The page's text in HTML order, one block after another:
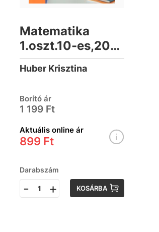
Matematika
1.oszt.10-es,20-
as számkör
Huber Krisztina
Borító ár
1 199 Ft
Aktuális online ár
899 Ft
Darabszám
- + KOSÁRBA